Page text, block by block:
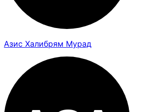
Азис Халибрям Мурад